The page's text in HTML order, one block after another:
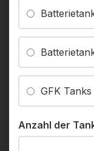
GFK Tanks
Anzahl der